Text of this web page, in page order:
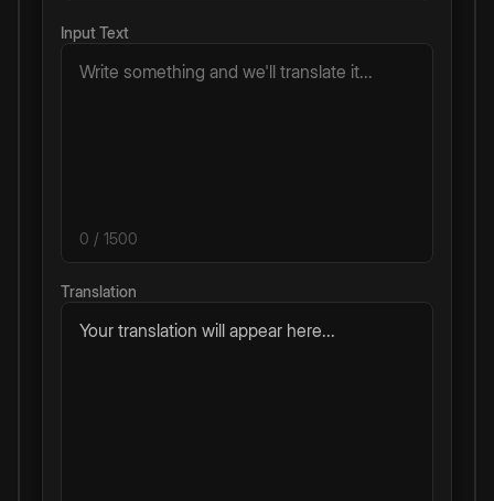
Input Text
0 / 1500
Translation
Your translation will appear here...